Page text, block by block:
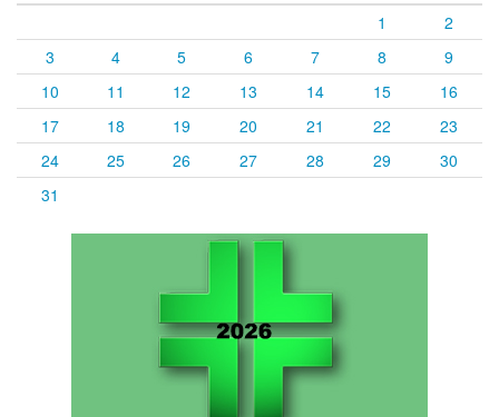
1
2
3
4 5 6 7 8
9
10
11 12 13 14 15
16
17
18 19 20 21 22
23
24
25 26 27 28 29
30
31